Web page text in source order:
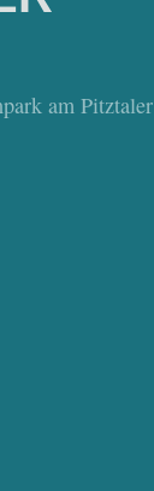
am Pitztaler